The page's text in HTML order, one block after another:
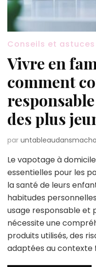
Conseils et astuces
Vivre en
comment
des plus
par
Le vapotage à
essentielles pour les
la santé de leurs
habitudes
usage responsable et
nécessite une
produits utilisés, des
adaptées au contexte